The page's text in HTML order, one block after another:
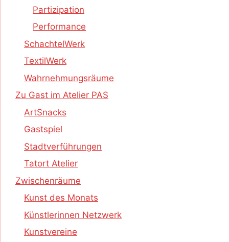
Partizipation
Performance
SchachtelWerk
TextilWerk
Wahrnehmungsräume
Zu Gast im Atelier PAS
ArtSnacks
Gastspiel
Stadtverführungen
Tatort Atelier
Zwischenräume
Kunst des Monats
Künstlerinnen Netzwerk
Kunstvereine